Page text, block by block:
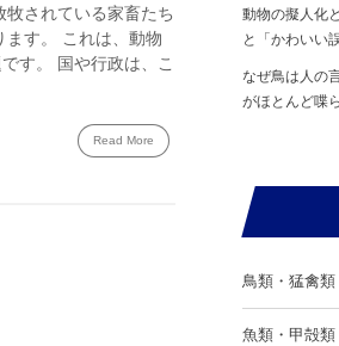
されている家畜たち
ます。 これは、動物
す。 国や行政は、こ
Read More
動物の擬人化
と「かわいい
なぜ鳥は人の
がほとんど喋
鳥類・猛禽類
魚類・甲殻類